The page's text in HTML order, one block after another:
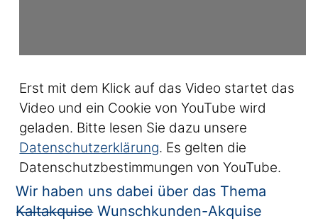
Erst mit dem Klick auf das Video startet das
Video und ein Cookie von YouTube wird
geladen. Bitte lesen Sie dazu unsere
Datenschutzerklärung. Es gelten die
Datenschutzbestimmungen von YouTube.
Wir haben uns dabei über das Thema
K̶a̶l̶t̶a̶k̶q̶u̶i̶s̶e̶ Wunschkunden-Akquise